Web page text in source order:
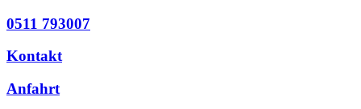
0511 793007
Kontakt
Anfahrt